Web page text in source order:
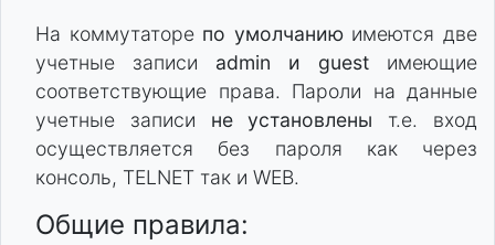
На коммутаторе по умолчаниюимеются две
учетные записи admin и guest имеющие
соответствующие права. Пароли на данные
учетные записи не установлены т.е. вход
осуществляется без пароля как через
консоль, TELNET так и WEB.
Общие правила: